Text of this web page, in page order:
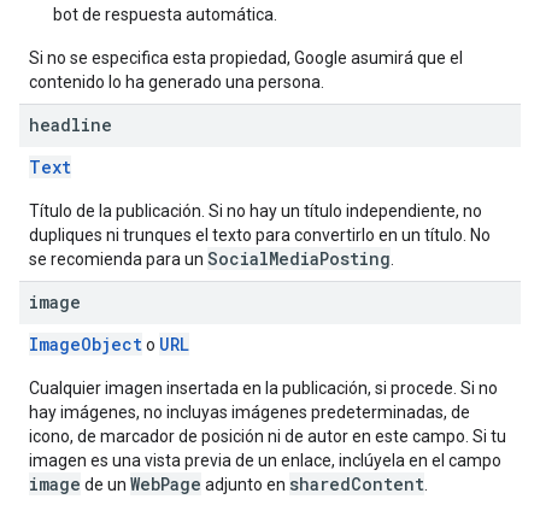
bot de respuesta automática.
Si no se especifica esta propiedad, Google asumirá que el
contenido lo ha generado una persona.
headline
Text
Título de la publicación. Si no hay un título independiente, no
dupliques ni trunques el texto para convertirlo en un título. No
se recomienda para un SocialMediaPosting
image
ImageObject o URL
Cualquier imagen insertada en la publicación, si procede. Si no
hay imágenes, no incluyas imágenes predeterminadas, de
icono, de marcador de posición ni de autor en este campo. Si tu
imagen es una vista previa de un enlace, inclúyela en el campo
image de un WebPage adjunto en sharedContent